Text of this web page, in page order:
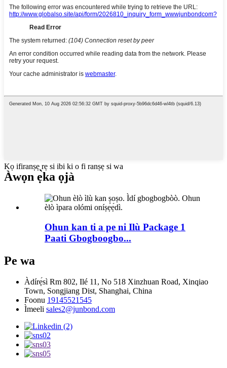
Kọ ifiranṣẹ rẹ si ibi ki o fi ranṣẹ si wa
Àwọn ẹ̀ka ọjà
Ohun kan ti a pe ni Ilù Package 1
Paati Gbogboogbo...
Pe wa
Àdírẹ́sì Rm 802, Ilé 11, No 518 Xinzhuan Road, Xinqiao
Town, Songjiang Dist, Shanghai, China
Foonu 19145521545
Ìmeeli sales2@junbond.com